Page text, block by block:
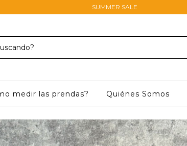
SUMMER SALE
medir las prendas? Quiénes Somos